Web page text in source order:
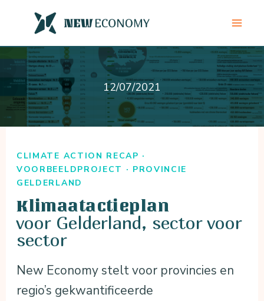
de
inhoud
12/07/2021
CLIMATE ACTION RECAP ·
VOORBEELDPROJECT · PROVINCIE
GELDERLAND
Klimaatactieplan
voor Gelderland, sector voor
sector
New Economy stelt voor provincies en
regio’s gekwantificeerde